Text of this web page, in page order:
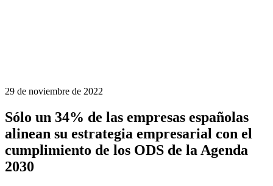
29 de noviembre de 2022
Sólo un 34% de las empresas españolas
alinean su estrategia empresarial con el
cumplimiento de los ODS de la Agenda
2030